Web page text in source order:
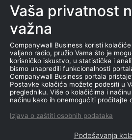
NEMA
ROČIŠTA
NEMA
Vaša privatnost
važna
Companywall Business koristi
valjano radio, pružio Vama što je
korisničko iskustvo, u statističke i
bismo unapredili funkcionalnosti
Companywall Business portala
Postavke kolačića možete podesiti u
pregledniku. Više o kolačićima i
načinu kako ih onemogućiti pročitajte
Izjava o zaštiti osobnih podataka
Podešavanja